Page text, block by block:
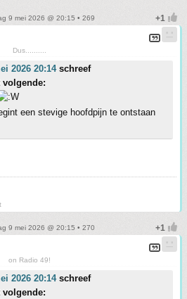
9 mei 2026 @ 20:15 • 269
Dus..........
2026 20:14schreef
volgende:
een stevige hoofdpijn te ontstaan
9 mei 2026 @ 20:15 • 270
on Radio 49!
2026 20:14schreef
volgende: